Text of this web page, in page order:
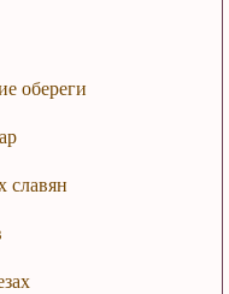
обереги
славян